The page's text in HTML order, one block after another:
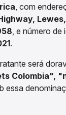
, com
, e número
.
será
Colombia",
essa